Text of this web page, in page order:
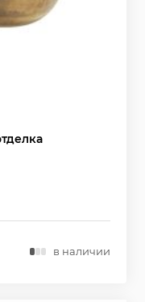
в наличии